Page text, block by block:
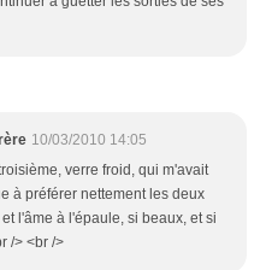
10/03/2010 14:05
verre froid, qui m'avait
à préférer nettement les deux
l'âme à l'épaule, si beaux, et si
/> <br />